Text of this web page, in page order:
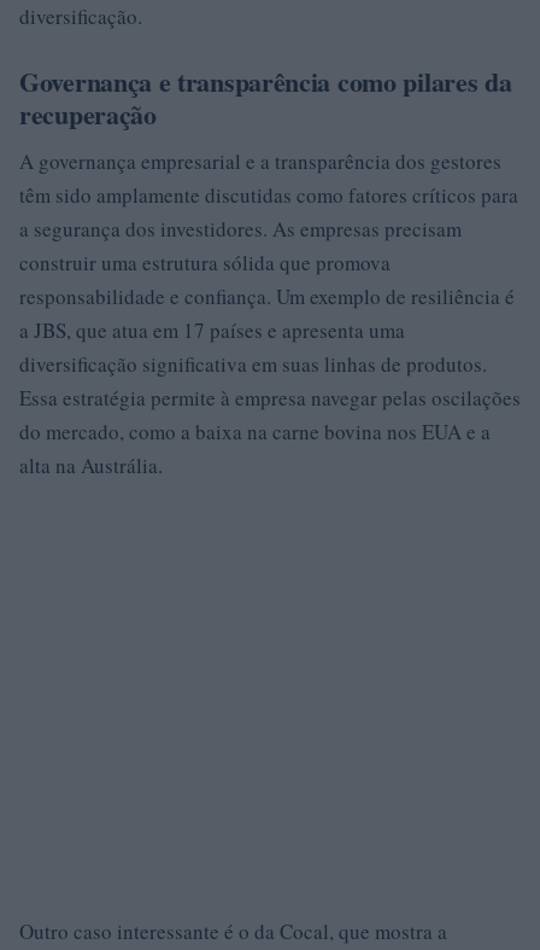
diversificação.
Governança e transparência como pilares da
recuperação
A governança empresarial e a transparência dos gestores
têm sido amplamente discutidas como fatores críticos para
a segurança dos investidores. As empresas precisam
construir uma estrutura sólida que promova
responsabilidade e confiança. Um exemplo de resiliência é
a JBS, que atua em 17 países e apresenta uma
diversificação significativa em suas linhas de produtos.
Essa estratégia permite à empresa navegar pelas oscilações
do mercado, como a baixa na carne bovina nos EUA e a
alta na Austrália.
Outro caso interessante é o da Cocal, que mostra a